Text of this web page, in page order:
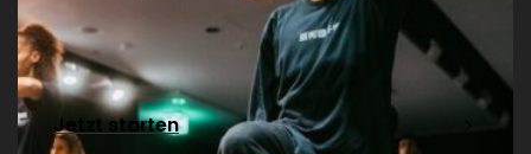
Jetzt starten